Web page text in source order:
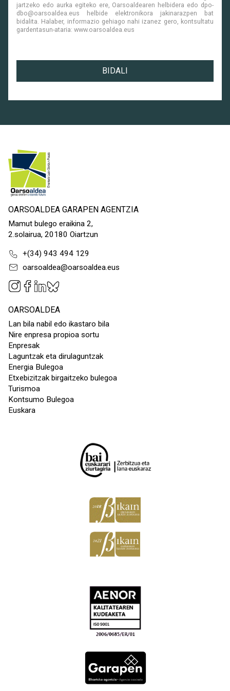
jartzeko edo aurka egiteko ere, Oarsoaldearen helbidera edo dpo-
dbo@oarsoaldea.eus helbide elektronikora jakinarazpen bat
bidalita. Halaber, informazio gehiago nahi izanez gero, kontsultatu
gardentasun-ataria: www.oarsoaldea.eus
BIDALI
OARSOALDEA GARAPEN AGENTZIA
Mamut bulego eraikina 2,
2.solairua, 20180 Oiartzun
+(34) 943 494 129
oarsoaldea@oarsoaldea.eus
OARSOALDEA
Lan bila nabil edo ikastaro bila
Nire enpresa propioa sortu
Enpresak
Laguntzak eta dirulaguntzak
Energia Bulegoa
Etxebizitzak birgaitzeko bulegoa
Turismoa
Kontsumo Bulegoa
Euskara